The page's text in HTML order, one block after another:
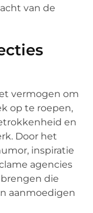
van de
vermogen om
op te roepen,
en
Door het
inspiratie
agencies
die
aanmoedigen